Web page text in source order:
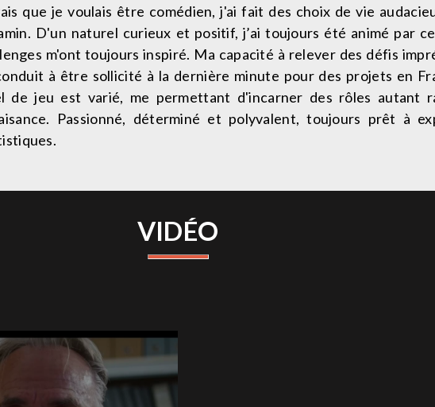
que je voulais être comédien, j'ai fait des choix de vie
D'un naturel curieux et positif, j’ai toujours été animé par
m'ont toujours inspiré. Ma capacité à relever des défis
à être sollicité à la dernière minute pour des projets en
de jeu est varié, me permettant d'incarner des rôles autant
Passionné, déterminé et polyvalent, toujours prêt à
VIDÉO